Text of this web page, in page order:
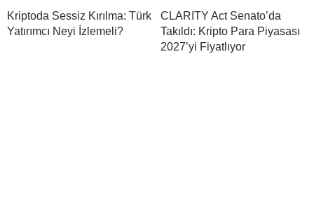
Kriptoda Sessiz Kırılma: Türk
Yatırımcı Neyi İzlemeli?
CLARITY Act Senato’da
Takıldı: Kripto Para Piyasası
2027’yi Fiyatlıyor